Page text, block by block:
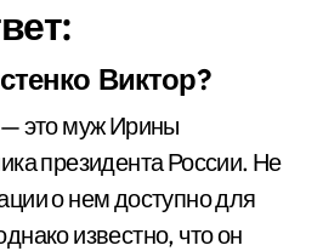
Виктор?
это муж Ирины
президента России. Не
о нем доступно для
известно, что он